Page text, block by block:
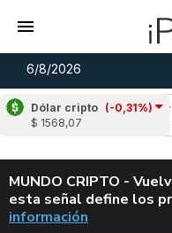
6/8/2026
Dólar cripto (-0,31%)
$ 1568,07
Cardano
MUNDO CRIPTO -
esta señal define los
información